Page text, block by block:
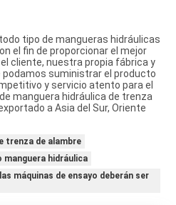
tipo de mangueras hidráulicas
el fin de proporcionar el mejor
cliente, nuestra propia fábrica y
suministrar el producto
y servicio atento para el
manguera hidráulica de trenza
a Asia del Sur, Oriente
trenza de alambre
manguera hidráulica
máquinas de ensayo deberán ser